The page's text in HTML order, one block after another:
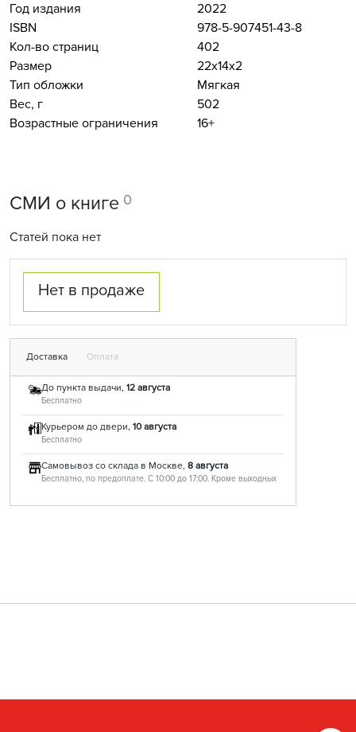
Год издания
2022
ISBN
978-5-907451-43-8
Кол-во страниц
402
Размер
22x14x2
Тип обложки
Мягкая
Вес, г
502
Возрастные ограничения
16+
СМИ о книге 0
Статей пока нет
Нет в продаже
Доставка Оплата
До пункта выдачи, 12 августа
Бесплатно
Курьером до двери, 10 августа
Бесплатно
Самовывоз со склада в Москве, 8 августа
Бесплатно, по предоплате. С 10:00 до 17:00. Кроме выходных